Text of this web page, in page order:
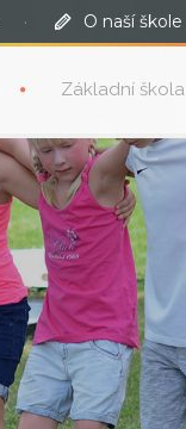
· O naší škole
Základní škola